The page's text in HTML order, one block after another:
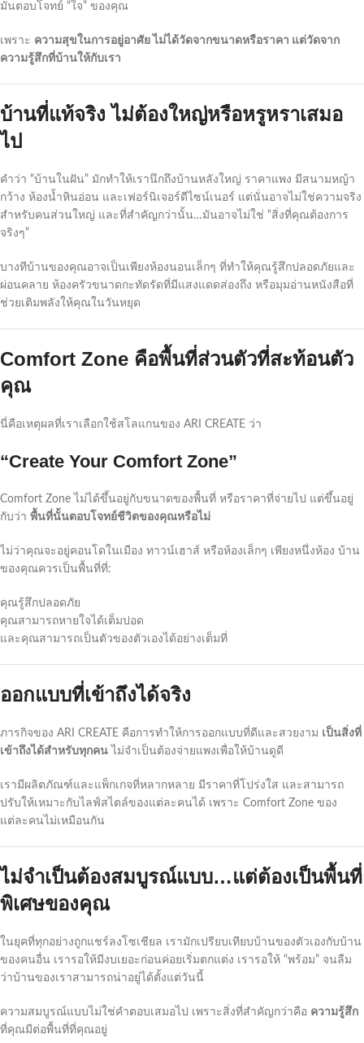
มันตอบโจทย์ “ใจ” ของคุณ
เพราะ ความสุขในการอยู่อาศัย ไม่ได้วัดจากขนาดหรือราคา แต่วัดจาก
ความรู้สึกที่บ้านให้กับเรา
บ้านที่แท้จริง ไม่ต้องใหญ่หรือหรูหราเสมอ
ไป
คำว่า “บ้านในฝัน” มักทำให้เรานึกถึงบ้านหลังใหญ่ ราคาแพง มีสนามหญ้า
กว้าง ห้องน้ำหินอ่อน และเฟอร์นิเจอร์ดีไซน์เนอร์ แต่นั่นอาจไม่ใช่ความจริง
สำหรับคนส่วนใหญ่ และที่สำคัญกว่านั้น…มันอาจไม่ใช่ “สิ่งที่คุณต้องการ
จริงๆ”
บางทีบ้านของคุณอาจเป็นเพียงห้องนอนเล็กๆ ที่ทำให้คุณรู้สึกปลอดภัยและ
ผ่อนคลาย ห้องครัวขนาดกะทัดรัดที่มีแสงแดดส่องถึง หรือมุมอ่านหนังสือที่
ช่วยเติมพลังให้คุณในวันหยุด
Comfort Zone คือพื้นที่ส่วนตัวที่สะท้อนตัว
คุณ
นี่คือเหตุผลที่เราเลือกใช้สโลแกนของ ARI CREATE ว่า
“Create Your Comfort Zone”
Comfort Zone ไม่ได้ขึ้นอยู่กับขนาดของพื้นที่ หรือราคาที่จ่ายไป แต่ขึ้นอยู่
กับว่า พื้นที่นั้นตอบโจทย์ชีวิตของคุณหรือไม่
ไม่ว่าคุณจะอยู่คอนโดในเมือง ทาวน์เฮาส์ หรือห้องเล็กๆ เพียงหนึ่งห้อง บ้าน
ของคุณควรเป็นพื้นที่ที่:
คุณรู้สึกปลอดภัย
คุณสามารถหายใจได้เต็มปอด
และคุณสามารถเป็นตัวของตัวเองได้อย่างเต็มที่
ออกแบบที่เข้าถึงได้จริง
ภารกิจของ ARI CREATE คือการทำให้การออกแบบที่ดีและสวยงาม เป็นสิ่งที่
เข้าถึงได้สำหรับทุกคน ไม่จำเป็นต้องจ่ายแพงเพื่อให้บ้านดูดี
เรามีผลิตภัณฑ์และแพ็กเกจที่หลากหลาย มีราคาที่โปร่งใส และสามารถ
ปรับให้เหมาะกับไลฟ์สไตล์ของแต่ละคนได้ เพราะ Comfort Zone ของ
แต่ละคนไม่เหมือนกัน
ไม่จำเป็นต้องสมบูรณ์แบบ…แต่ต้องเป็นพื้นที่
พิเศษของคุณ
ในยุคที่ทุกอย่างถูกแชร์ลงโซเชียล เรามักเปรียบเทียบบ้านของตัวเองกับบ้าน
ของคนอื่น เรารอให้มีงบเยอะก่อนค่อยเริ่มตกแต่ง เรารอให้ “พร้อม” จนลืม
ว่าบ้านของเราสามารถน่าอยู่ได้ตั้งแต่วันนี้
ความสมบูรณ์แบบไม่ใช่คำตอบเสมอไป เพราะสิ่งที่สำคัญกว่าคือ ความรู้สึก
ที่คุณมีต่อพื้นที่ที่คุณอยู่